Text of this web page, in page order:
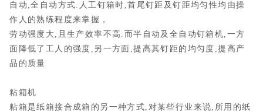
自动,全自动方式.人工钉箱时,首尾钉距及钉距均匀性均由操
作人的熟练程度来掌握，
劳动强度大,且生产效率不高.而半自动及全自动钉箱机,一方
面降低了工人的强度,另一方面,提高其钉距的均匀度,提高产
品的质量
粘箱机
粘箱是纸箱接合成箱的另一种方式,对某些行业来说,所用的纸